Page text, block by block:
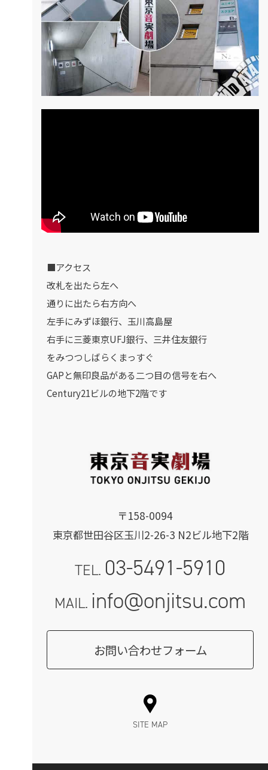
〒158-0094
東京都世田谷区玉川2-26-3 N2ビル地下2階
TEL. 03-5491-5910
MAIL. info@onjitsu.com
お問い合わせフォーム
■アクセス
改札を出たら左へ
通りに出たら右方向へ
左手にみずほ銀行、玉川高島屋
右手に三菱東京UFJ銀行、三井住友銀行
をみつつしばらくまっすぐ
GAPと無印良品がある二つ目の信号を右へ
Century21ビルの地下2階です
SITE MAP